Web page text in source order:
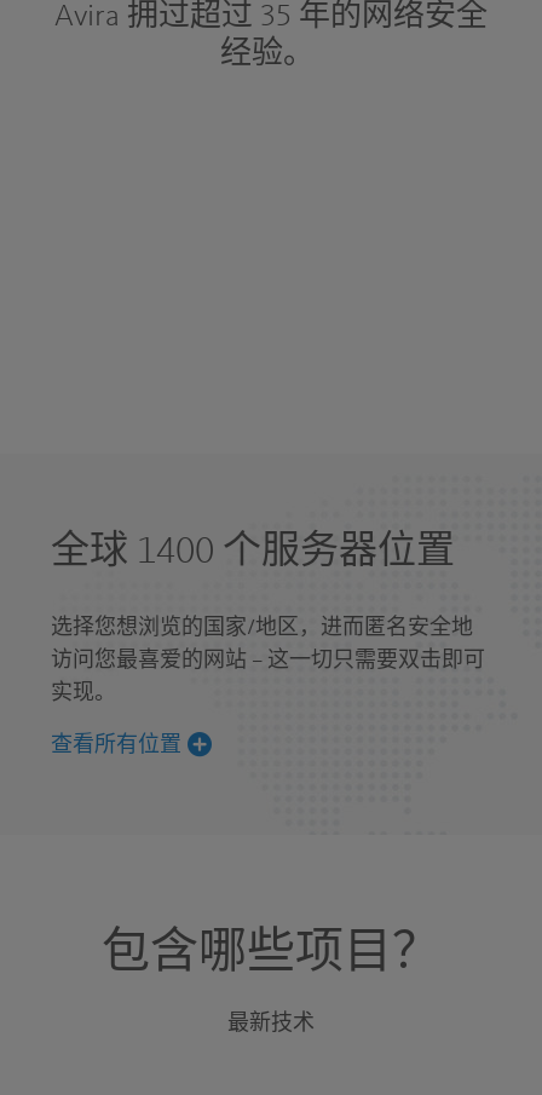
Avira 拥过超过 35 年的网络安全
经验。
全球 1400 个服务器位置
选择您想浏览的国家/地区，进而匿名安全地
访问您最喜爱的网站 – 这一切只需要双击即可
实现。
查看所有位置
包含哪些项目？
最新技术